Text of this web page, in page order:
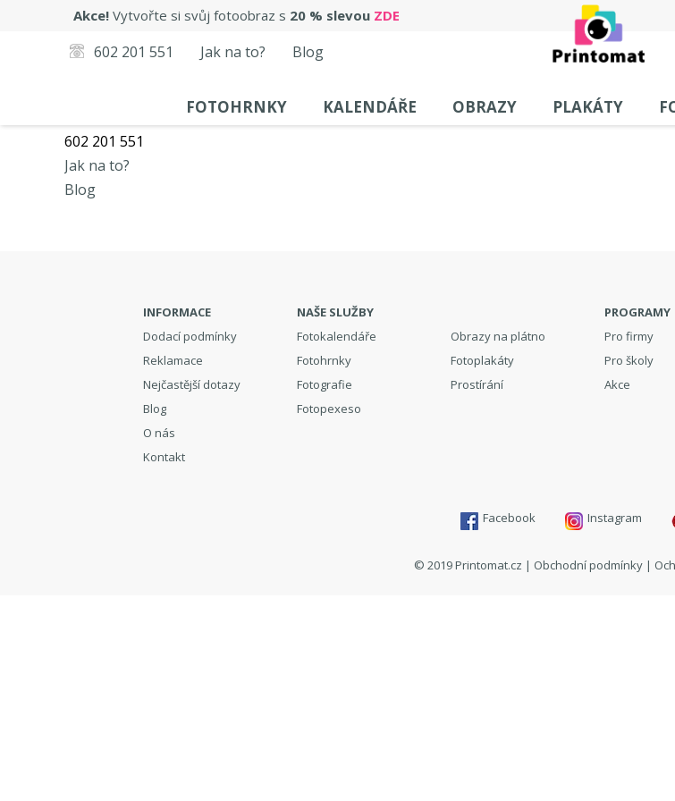
Akce! Vytvořte si svůj fotoobraz s 20 % slevou ZDE
602 201 551 Jak na to? Blog
FOTOHRNKY KALENDÁŘE OBRAZY PLAKÁTY
602 201 551
Jak na to?
Blog
INFORMACE
Dodací podmínky
Reklamace
Nejčastější dotazy
Blog
O nás
Kontakt
NAŠE SLUŽBY
Fotokalendáře
Fotohrnky
Fotografie
Fotopexeso
Obrazy na plátno
Fotoplakáty
Prostírání
PROGRAMY
Pro firmy
Pro školy
Akce
Facebook Instagram
© 2019 Printomat.cz | Obchodní podmínky|